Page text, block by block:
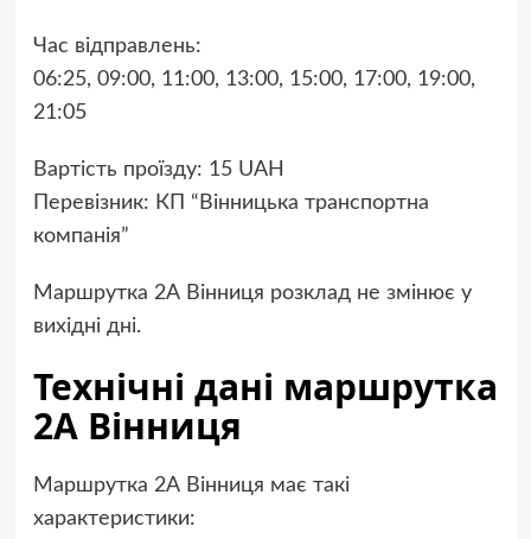
Час відправлень:
06:25, 09:00, 11:00, 13:00, 15:00, 17:00, 19:00,
21:05
Вартість проїзду: 15 UAH
Перевізник: КП “Вінницька транспортна
компанія”
Маршрутка 2А Вінниця розклад не змінює у
вихідні дні.
Технічні дані маршрутка
2А Вінниця
Маршрутка 2А Вінниця має такі
характеристики: